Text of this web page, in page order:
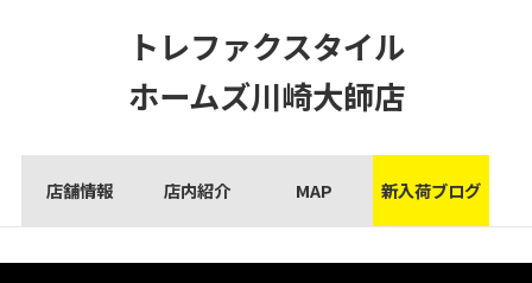
トレファクスタイル
ホームズ川崎大師店
店舗情報 店内紹介 MAP 新入荷ブログ